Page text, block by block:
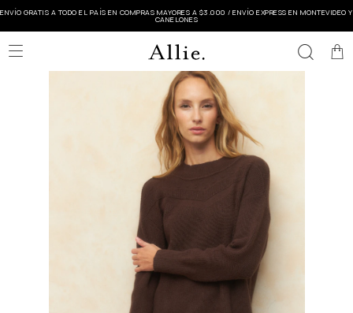
ENVÍO GRATIS A TODO EL PAÍS EN COMPRAS MAYORES A $3.000 / ENVÍO EXPRESS EN MONTEVIDEO Y
CANELONES
